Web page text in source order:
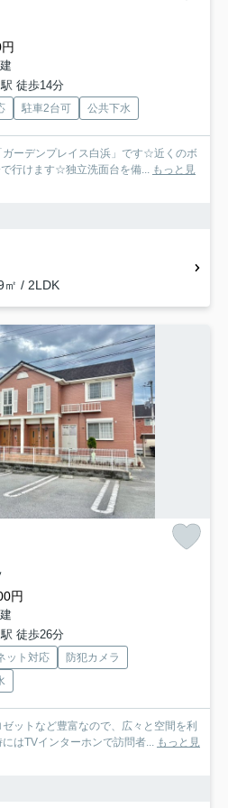
徒歩14分
駐車2台可 公共下水
ーデンプレイス白浜」です☆近くのボ
行けます☆独立洗面台を備... もっと見
㎡ / 2LDK
円
徒歩26分
ット対応
防犯カメラ
ットなど豊富なので、広々と空間を利
はTVインターホンで訪問者... もっと見